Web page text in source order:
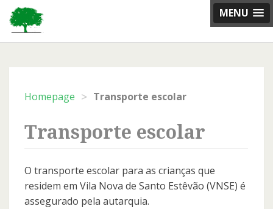
MENU
Skip
content
Homepage > Transporte escolar
Transporte escolar
O transporte escolar para as crianças que
residem em Vila Nova de Santo Estêvão (VNSE) é
assegurado pela autarquia.